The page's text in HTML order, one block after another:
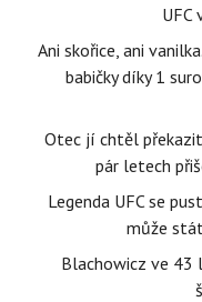
UFC
Ani skořice, ani
babičky díky 1
Otec jí chtěl překazit
pár letech
Legenda UFC se
může
Blachowicz ve 43